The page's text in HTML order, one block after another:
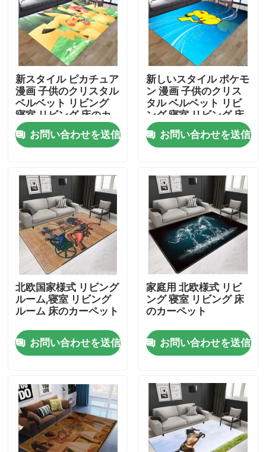
家
プロダクト
ビデオ
米国について
工場旅行
品質管理
引用を要求しなさい
寝室の床のカーペット
居間の床のカーペット
新スタイル ピカチュア
漫画 子供のクリスタル
ベルベット リビング
寝室 リビング 床のカ
ーペット
お問い合わせを送信
新しいスタイル ポケモ
ン 漫画 子供のクリス
タル ベルベット リビ
ング 寝室 リビング 床
のカーペット
お問い合わせを送信
北欧国家様式 リビング
ルーム,寝室 リビング
ルーム 床のカーペット
お問い合わせを送信
家庭用 北欧様式 リビ
ング 寝室 リビング 床
のカーペット
お問い合わせを送信